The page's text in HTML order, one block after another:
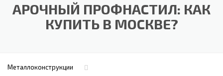
АРОЧНЫЙ ПРОФНАСТИЛ: КАК
КУПИТЬ В МОСКВЕ?
Металлоконструкции